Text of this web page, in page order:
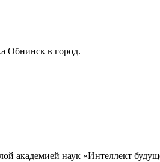
Обнинск в город.
академией наук «Интеллект